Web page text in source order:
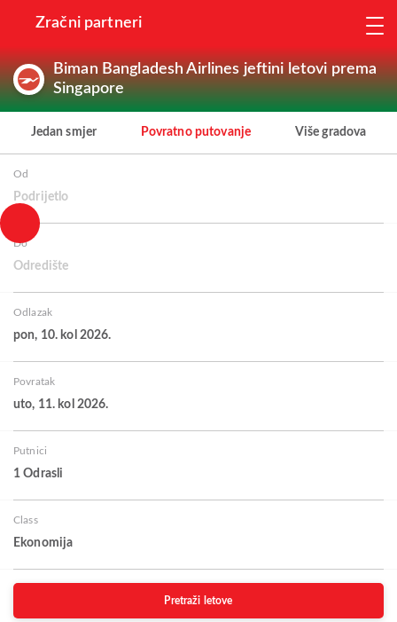
Zračni partneri
Biman Bangladesh Airlines jeftini letovi prema
Singapore
Jedan smjer Povratno putovanje Više gradova
Od
Podrijetlo
Do
Odredište
Odlazak
pon, 10. kol 2026.
Povratak
uto, 11. kol 2026.
Putnici
1 Odrasli
Class
Ekonomija
Pretraži letove